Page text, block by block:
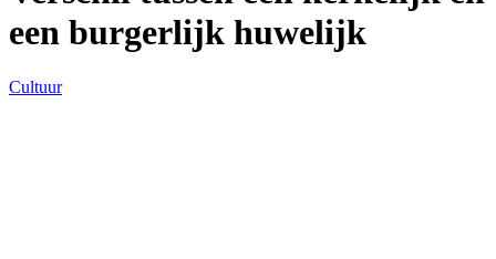
een burgerlijk huwelijk
Cultuur